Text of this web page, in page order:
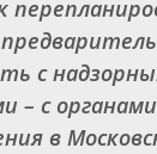
с
– с
в